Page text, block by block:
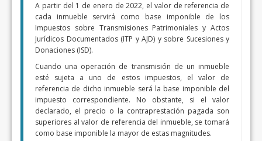
A partir del 1 de enero de 2022, el valor de referencia de
cada inmueble servirá como base imponible de los
Impuestos sobre Transmisiones Patrimoniales y Actos
Jurídicos Documentados (ITP y AJD) y sobre Sucesiones y
Donaciones (ISD).
Cuando una operación de transmisión de un inmueble
esté sujeta a uno de estos impuestos, el valor de
referencia de dicho inmueble será la base imponible del
impuesto correspondiente. No obstante, si el valor
declarado, el precio o la contraprestación pagada son
superiores al valor de referencia del inmueble, se tomará
como base imponible la mayor de estas magnitudes.